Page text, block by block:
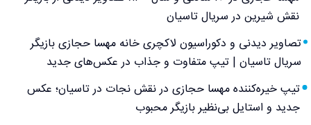
نقش شیرین در سریال تاسیان
تصاویر دیدنی و دکوراسیون لاکچری خانه مهسا حجازی بازیگر
سریال تاسیان | تیپ متفاوت و جذاب در عکس‌های جدید
تیپ خیره‌کننده مهسا حجازی در نقش نجات در تاسیان؛ عکس
جدید و استایل بی‌نظیر بازیگر محبوب